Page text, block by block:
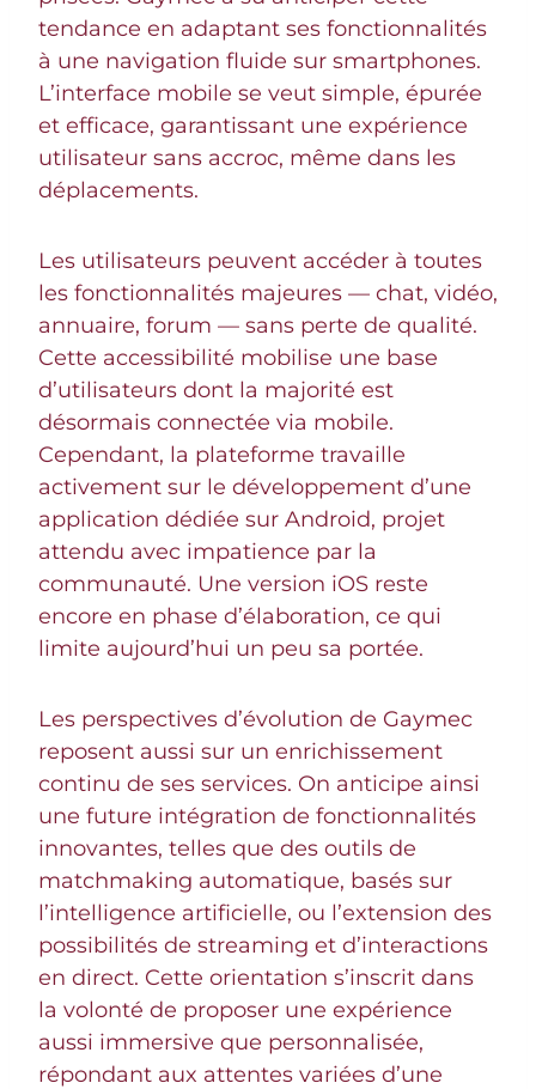
tendance en adaptant ses fonctionnalités
à une navigation fluide sur smartphones.
L’interface mobile se veut simple, épurée
et efficace, garantissant une expérience
utilisateur sans accroc, même dans les
déplacements.
Les utilisateurs peuvent accéder à toutes
les fonctionnalités majeures — chat, vidéo,
annuaire, forum — sans perte de qualité.
Cette accessibilité mobilise une base
d’utilisateurs dont la majorité est
désormais connectée via mobile.
Cependant, la plateforme travaille
activement sur le développement d’une
application dédiée sur Android, projet
attendu avec impatience par la
communauté. Une version iOS reste
encore en phase d’élaboration, ce qui
limite aujourd’hui un peu sa portée.
Les perspectives d’évolution de Gaymec
reposent aussi sur un enrichissement
continu de ses services. On anticipe ainsi
une future intégration de fonctionnalités
innovantes, telles que des outils de
matchmaking automatique, basés sur
l’intelligence artificielle, ou l’extension des
possibilités de streaming et d’interactions
en direct. Cette orientation s’inscrit dans
la volonté de proposer une expérience
aussi immersive que personnalisée,
répondant aux attentes variées d’une